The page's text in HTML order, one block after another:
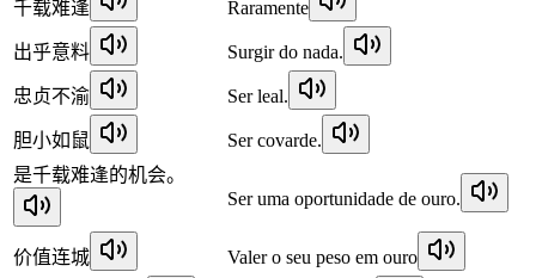
千载难逢 Raramente
出乎意料 Surgir do nada.
忠贞不渝 Ser leal.
胆小如鼠
Ser covarde.
是千载难逢的机会。
Ser uma oportunidade de ouro.
价值连城 Valer o seu peso em ouro